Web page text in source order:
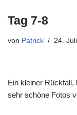
Tag 7-8
von Patrick 24.
Ein kleiner Rückfall,
sehr schöne Fotos